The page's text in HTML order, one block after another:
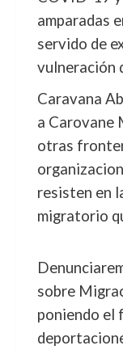
amparadas
servido de
vulneración
Caravana
a Carovane
otras
resisten en
migratorio
sobre
poniendo el